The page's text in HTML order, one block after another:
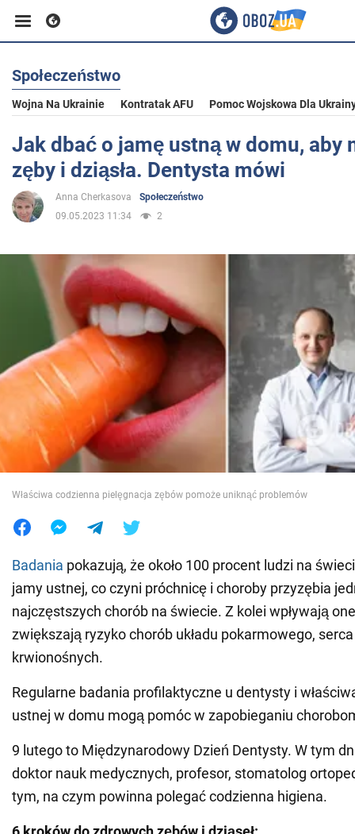
Biznes
Sport
Rozrywka
Polityka
Społeczeństwo
Wojna na Ukrainie
Świat
Jedzenie
Społeczeństwo
Wojna Na Ukrainie Kontratak AFU Pomoc Wojskowa Dla
Jak dbać o jamę ustną w domu, aby
zęby i dziąsła. Dentysta mówi
Anna Cherkasova
Społeczeństwo
09.05.2023 11:34
2
Właściwa codzienna pielęgnacja zębów pomoże uniknąć problemów
Badania pokazują, że około 100 procent ludzi na
jamy ustnej, co czyni próchnicę i choroby przyzębia
najczęstszych chorób na świecie. Z kolei wpływają
zwiększają ryzyko chorób układu pokarmowego,
krwionośnych.
Regularne badania profilaktyczne u dentysty i
ustnej w domu mogą pomóc w zapobieganiu
9 lutego to Międzynarodowy Dzień Dentysty. W tym
doktor nauk medycznych, profesor, stomatolog
tym, na czym powinna polegać codzienna higiena.